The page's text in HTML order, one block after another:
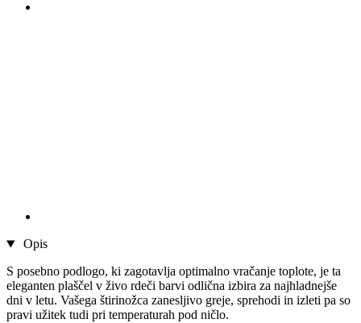
Opis
S posebno podlogo, ki zagotavlja optimalno vračanje toplote, je ta
eleganten plaščel v živo rdeči barvi odlična izbira za najhladnejše
dni v letu. Vašega štirinožca zanesljivo greje, sprehodi in izleti pa so
pravi užitek tudi pri temperaturah pod ničlo.